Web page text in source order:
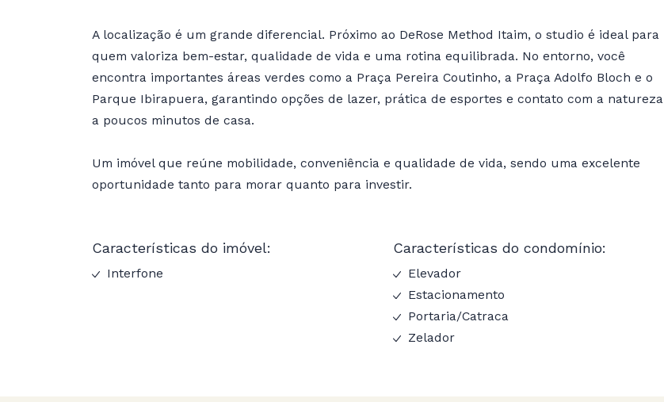
A localização é um grande diferencial. Próximo ao DeRose Method Itaim, o studio é ideal para
quem valoriza bem-estar, qualidade de vida e uma rotina equilibrada. No entorno, você
encontra importantes áreas verdes como a Praça Pereira Coutinho, a Praça Adolfo Bloch e o
Parque Ibirapuera, garantindo opções de lazer, prática de esportes e contato com a natureza
a poucos minutos de casa.
Um imóvel que reúne mobilidade, conveniência e qualidade de vida, sendo uma excelente
oportunidade tanto para morar quanto para investir.
Características do imóvel:
Interfone
Características do condomínio:
Elevador
Estacionamento
Portaria/Catraca
Zelador